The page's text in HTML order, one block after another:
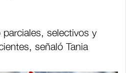
selectivos y
señaló Tania